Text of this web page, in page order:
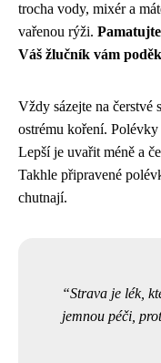
trocha vody, mixér a
vařenou rýži.
Váš žlučník vám
Vždy sázejte na čerstvé
ostrému koření.
Lepší je uvařit méně a
Takhle připravené
chutnají.
Strava je lék,
jemnou péči,